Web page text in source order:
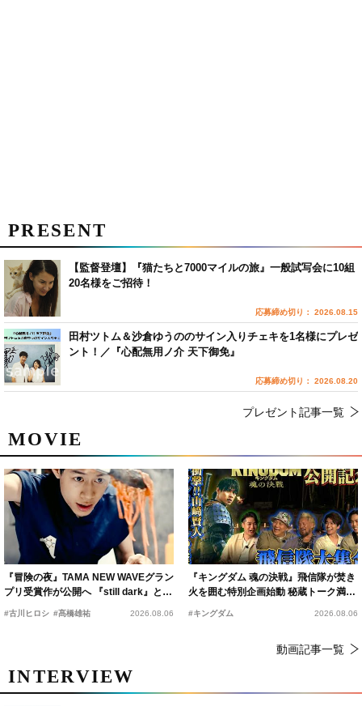
MOVIE
『冒険の夜』TAMA NEW WAVEグラン
プリ受賞作が公開へ 『still dark』と同
#古川ヒロシ #髙橋雄祐 2026.08.06
『キングダム 魂の決戦』飛信隊が焚き
火を囲む特別企画始動 秘蔵トーク満載
#キングダム 2026.08.06
動画記事一覧
INTERVIEW
PRESENT
【監督登壇】『猫たちと7000マイルの旅』一般試写会に10組
20名様をご招待！
応募締め切り： 2026.08.15
田村ツトム＆沙倉ゆうののサイン入りチェキを1名様にプレゼ
ント！／『心配無用ノ介 天下御免』
応募締め切り： 2026.08.20
プレゼント記事一覧